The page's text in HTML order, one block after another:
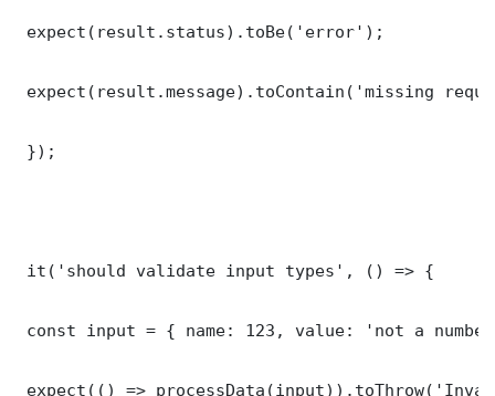
expect(result.status).toBe('error');
expect(result.message).toContain('missing
});
it('should validate input types', () => {
const input = { name: 123, value: 'not a
expect(() =>